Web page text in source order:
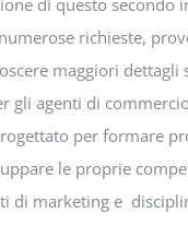
richieste,
maggiori dettagli
gli agenti di
per formare
le proprie
di marketing e